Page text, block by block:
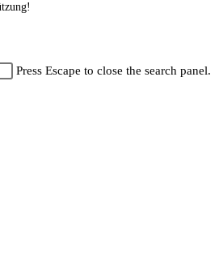
Press Escape to close the search panel.